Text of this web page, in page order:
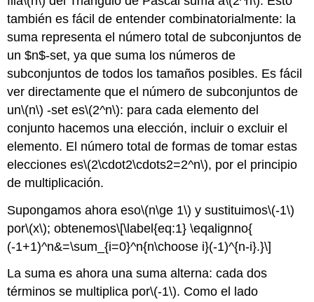
también es fácil de entender combinatorialmente: la
suma representa el número total de subconjuntos de
un $n$-set, ya que suma los números de
subconjuntos de todos los tamaños posibles. Es fácil
ver directamente que el número de subconjuntos de
un\(n\) -set es\(2^n\): para cada elemento del
conjunto hacemos una elección, incluir o excluir el
elemento. El número total de formas de tomar estas
elecciones es\(2\cdot2\cdots2=2^n\), por el principio
de multiplicación.
Supongamos ahora eso\(n\ge 1\) y sustituimos\(-1\)
por\(x\); obtenemos\[\label{eq:1} \eqalignno{
(-1+1)^n&=\sum_{i=0}^n{n\choose i}(-1)^{n-i}.}\]
La suma es ahora una suma alterna: cada dos
términos se multiplica por\(-1\). Como el lado